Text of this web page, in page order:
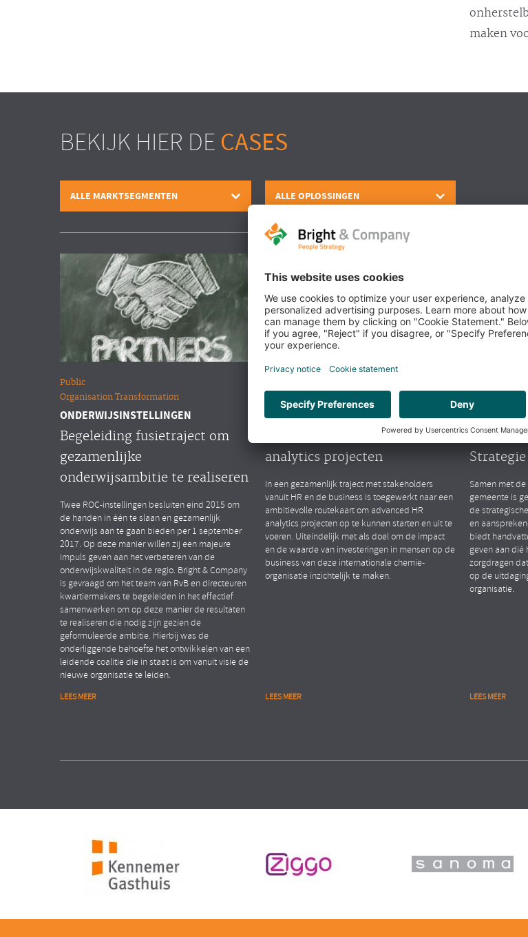
maken
BEKIJK HIER DE CASES
ALLE MARKTSEGMENTEN ALLE OPLOSSINGEN
Public
Organisation Transformation
ONDERWIJSINSTELLINGEN
Begeleiding fusietraject om
gezamenlijke
onderwijsambitie te realiseren
Twee ROC-instellingen besluiten eind 2015 om
de handen in één te slaan en gezamenlijk
onderwijs aan te gaan bieden per 1 september
2017. Op deze manier willen zij een majeure
impuls geven aan het verbeteren van de
onderwijskwaliteit in de regio. Bright & Company
is gevraagd om het team van RvB en directeuren
kwartiermakers te begeleiden in het effectief
samenwerken om op deze manier de resultaten
te realiseren die nodig zijn gezien de
geformuleerde ambitie. Hierbij was de
onderliggende behoefte het ontwikkelen van een
leidende coalitie die in staat is om vanuit visie de
nieuwe organisatie te leiden.
LEES MEER
MULTINATIONAL CHEMIESECTOR
Opstarten van advanced HR
analytics projecten
In een gezamenlijk traject met stakeholders
vanuit HR en de business is toegewerkt naar een
ambitievolle routekaart om advanced HR
analytics projecten op te kunnen starten en uit te
voeren. Uiteindelijk met als doel om de impact
en de waarde van investeringen in mensen op de
business van deze internationale chemie-
organisatie inzichtelijk te maken.
LEES MEER
GEMEENTE
Samen met
gemeente is
de
en
biedt
geven aan dié
zorgdragen
op de
organisatie.
LEES MEER
Financiële dienstverlening
Organisation Transformation
Public
Public